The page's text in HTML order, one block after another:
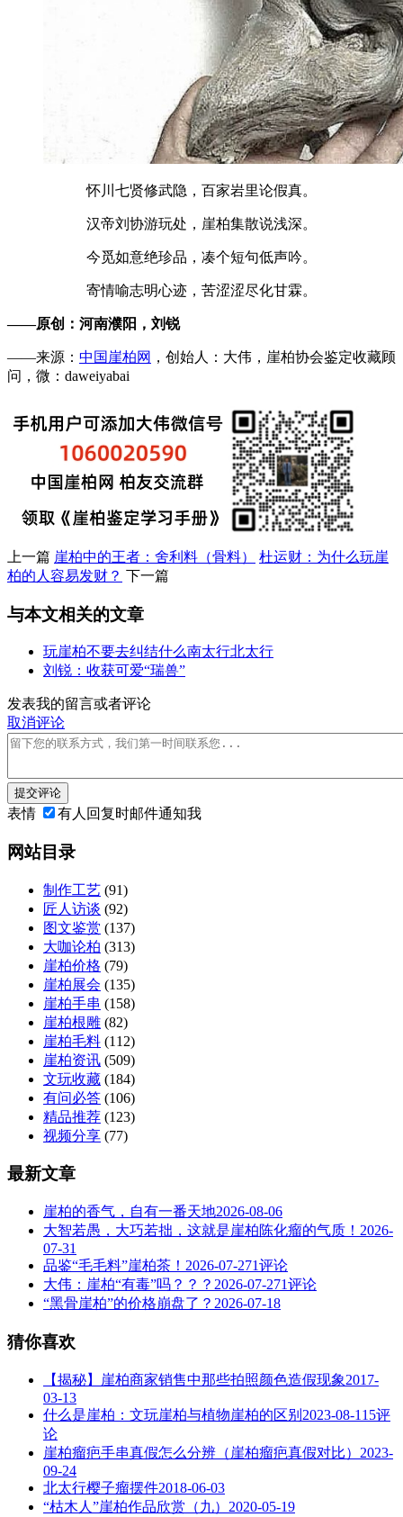
怀川七贤修武隐，百家岩里论假真。
汉帝刘协游玩处，崖柏集散说浅深。
今觅如意绝珍品，凑个短句低声吟。
寄情喻志明心迹，苦涩涩尽化甘霖。
——原创：河南濮阳，刘锐
——来源： 中国崖柏网 ，创始人：大伟，崖柏协会鉴定收藏顾
问，微：daweiyabai
上一篇 崖柏中的王者：舍利料（骨料）
杜运财：为什么玩崖
柏的人容易发财？ 下一篇
与本文相关的文章
玩崖柏不要去纠结什么南太行北太行
刘锐：收获可爱“瑞兽”
发表我的留言或者评论
取消评论
提交评论
表情 有人回复时邮件通知我
网站目录
制作工艺 (91)
匠人访谈 (92)
图文鉴赏 (137)
大咖论柏 (313)
崖柏价格 (79)
崖柏展会 (135)
崖柏手串 (158)
崖柏根雕 (82)
崖柏毛料 (112)
崖柏资讯 (509)
文玩收藏 (184)
有问必答 (106)
精品推荐 (123)
视频分享 (77)
最新文章
崖柏的香气，自有一番天地2026-08-06
大智若愚，大巧若拙，这就是崖柏陈化瘤的气质！ 2026-
07-31
品鉴“毛毛料”崖柏茶！ 2026-07-271评论
大伟：崖柏“有毒”吗？？？ 2026-07-271评论
“黑骨崖柏”的价格崩盘了？ 2026-07-18
猜你喜欢
【揭秘】崖柏商家销售中那些拍照颜色造假现象2017-
03-13
什么是崖柏：文玩崖柏与植物崖柏的区别 2023-08-11 5评
论
崖柏瘤疤手串真假怎么分辨（崖柏瘤疤真假对比） 2023-
09-24
北太行樱子瘤摆件2018-06-03
“枯木人”崖柏作品欣赏（九） 2020-05-19